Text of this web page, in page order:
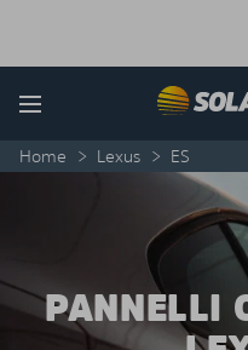
Menu
Home > Lexus > ES
PANNELLI